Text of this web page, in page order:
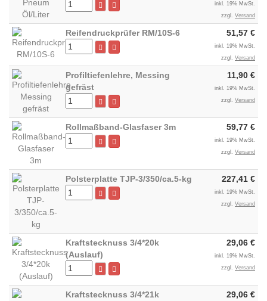
inkl. 19% MwSt.
zzgl. Versand
Reifendruckprüfer RM/10S-6 51,57 €
inkl. 19% MwSt.
zzgl. Versand
Profiltiefenlehre, Messing
gefräst
11,90 €
inkl. 19% MwSt.
zzgl. Versand
Rollmaßband-Glasfaser 3m 59,77 €
inkl. 19% MwSt.
zzgl. Versand
Polsterplatte TJP-3/350/ca.5-kg 227,41 €
inkl. 19% MwSt.
zzgl. Versand
Kraftstecknuss 3/4*20k
(Auslauf)
29,06 €
inkl. 19% MwSt.
zzgl. Versand
Kraftstecknuss 3/4*21k
29,06 €